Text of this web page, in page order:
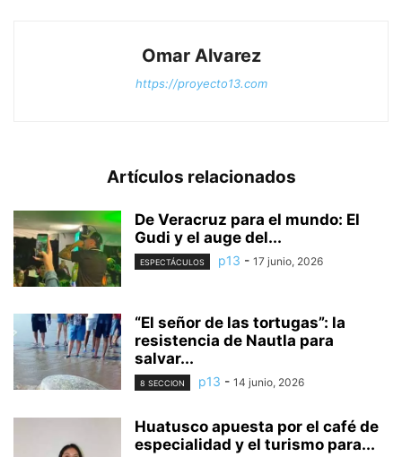
Omar Alvarez
https://proyecto13.com
Artículos relacionados
De Veracruz para el mundo: El
Gudi y el auge del...
ESPECTÁCULOS p13 - 17 junio, 2026
“El señor de las tortugas”: la
resistencia de Nautla para
salvar...
8 SECCION p13 - 14 junio, 2026
Huatusco apuesta por el café de
especialidad y el turismo para...